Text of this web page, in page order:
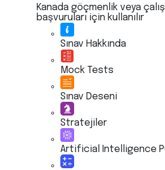
Kanada göçmenlik veya
başvuruları için kullanılır
Sınav Hakkında
Mock Tests
Sınav Deseni
Stratejiler
Artificial Intelligence